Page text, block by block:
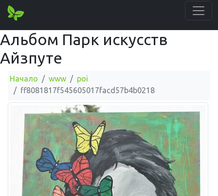
Альбом Парк искусств
Айзпуте
Начало www
poi
ff8081817f545605017facd57b4b0218